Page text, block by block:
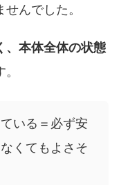
んでした。
、本体全体の状態
いる＝必ず安
くてもよさそ